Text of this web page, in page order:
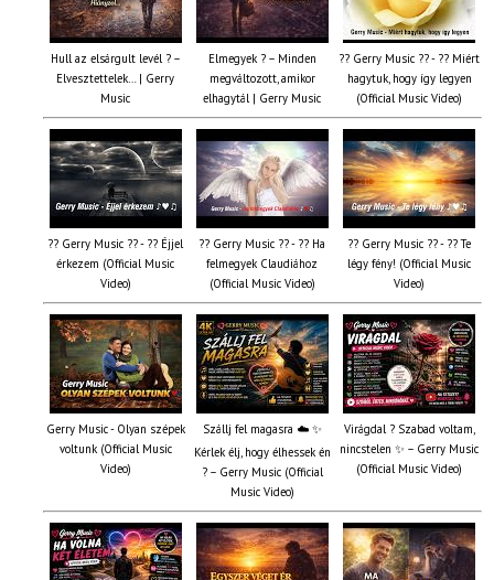
Hull az elsárgult levél ? –
Elvesztettelek… | Gerry
Music
Elmegyek ? – Minden
megváltozott, amikor
elhagytál | Gerry Music
?? Gerry Music ?? - ?? Miért
hagytuk, hogy így legyen
(Official Music Video)
?? Gerry Music ?? - ?? Éjjel
érkezem (Official Music
Video)
?? Gerry Music ?? - ?? Ha
felmegyek Claudiához
(Official Music Video)
?? Gerry Music ?? - ?? Te
légy fény! (Official Music
Video)
Gerry Music - Olyan szépek
voltunk (Official Music
Video)
Szállj fel magasra ☁️ ✨
Kérlek élj, hogy élhessek én
? – Gerry Music (Official
Music Video)
Virágdal ? Szabad voltam,
nincstelen ✨ – Gerry Music
(Official Music Video)